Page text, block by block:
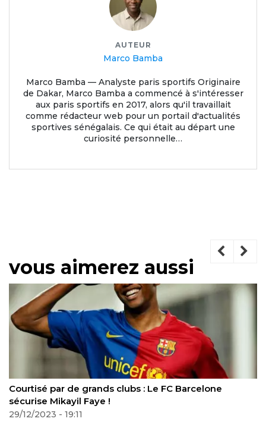
AUTEUR
Marco Bamba
Marco Bamba — Analyste paris sportifs Originaire
de Dakar, Marco Bamba a commencé à s'intéresser
aux paris sportifs en 2017, alors qu'il travaillait
comme rédacteur web pour un portail d'actualités
sportives sénégalais. Ce qui était au départ une
curiosité personnelle…
vous aimerez aussi
CAN 2023 – RDC : Pourquoi avoir pris
lieu de 27 ? Sébastien Desabre
31/12/2023 - 19:17